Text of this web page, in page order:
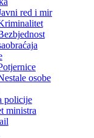
red i mir
osobe
policije
ministra